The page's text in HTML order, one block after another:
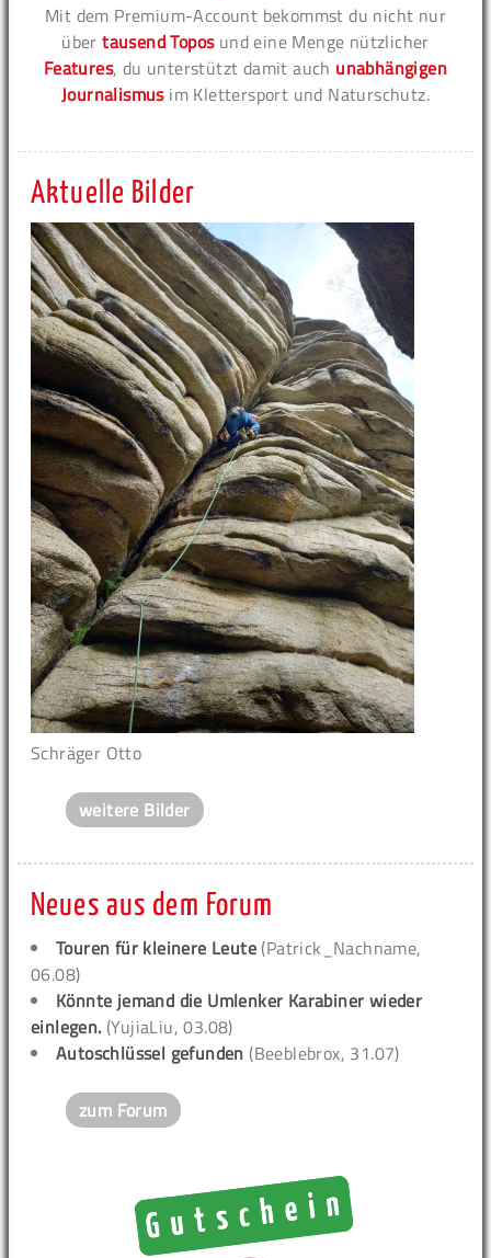
Mit dem Premium-Account bekommst du nicht nur
übertausend Toposund eine Menge nützlicher
Features, du unterstützt damit auch unabhängigen
Journalismusim Klettersport und Naturschutz.
Aktuelle Bilder
Schräger Otto
weitere Bilder
Neues aus dem Forum
Touren für kleinere Leute (Patrick_Nachname,
06.08)
Könnte jemand die Umlenker Karabiner wieder
einlegen. (YujiaLiu, 03.08)
Autoschlüssel gefunden (Beeblebrox, 31.07)
zum Forum